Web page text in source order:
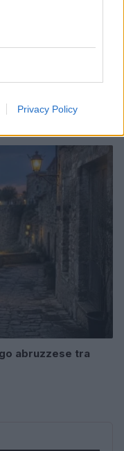
Privacy Policy
abruzzese tra